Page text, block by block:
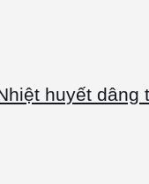
huyết dâng